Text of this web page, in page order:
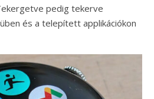
pedig tekerve
és a telepített applikációkon